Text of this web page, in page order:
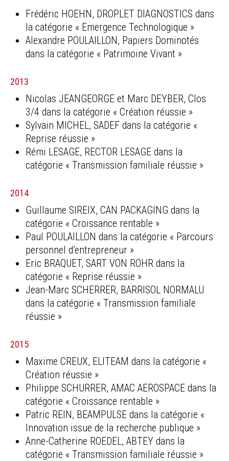
Frédéric HOEHN, DROPLET DIAGNOSTICS dans
la catégorie « Emergence Technologique »
Alexandre POULAILLON, Papiers Dominotés
dans la catégorie « Patrimoine Vivant »
2013
Nicolas JEANGEORGE et Marc DEYBER, Clos
3/4 dans la catégorie « Création réussie »
Sylvain MICHEL, SADEF dans la catégorie «
Reprise réussie »
Rémi LESAGE, RECTOR LESAGE dans la
catégorie « Transmission familiale réussie »
2014
Guillaume SIREIX, CAN PACKAGING dans la
catégorie « Croissance rentable »
Paul POULAILLON dans la catégorie « Parcours
personnel d’entrepreneur »
Eric BRAQUET, SART VON ROHR dans la
catégorie « Reprise réussie »
Jean-Marc SCHERRER, BARRISOL NORMALU
dans la catégorie « Transmission familiale
réussie »
2015
Maxime CREUX, ELITEAM dans la catégorie «
Création réussie »
Philippe SCHURRER, AMAC AEROSPACE dans la
catégorie « Croissance rentable »
Patric REIN, BEAMPULSE dans la catégorie «
Innovation issue de la recherche publique »
Anne-Catherine ROEDEL, ABTEY dans la
catégorie « Transmission familiale réussie »